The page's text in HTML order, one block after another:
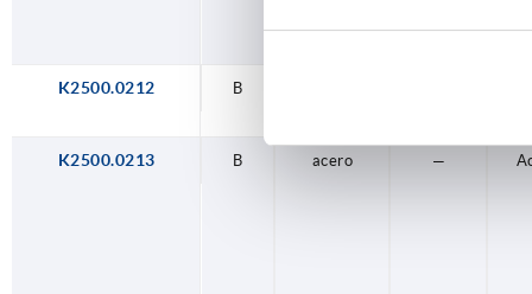
K2500.0212 B
K2500.0213 B acero —